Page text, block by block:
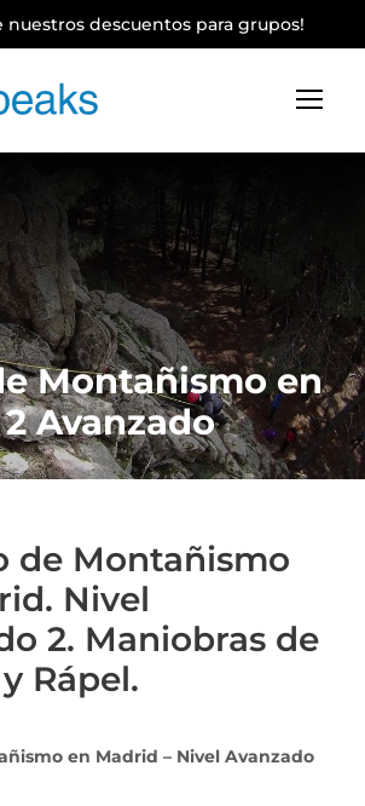
Montañismo en
Avanzado
de Montañismo
Nivel
2. Maniobras de
Rápel.
en Madrid – Nivel Avanzado
nuestros descuentos para grupos!